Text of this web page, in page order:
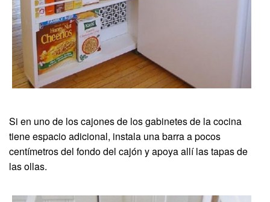
Si en uno de los cajones de los gabinetes de la cocina
tiene espacio adicional, instala una barra a pocos
centímetros del fondo del cajón y apoya allí las tapas de
las ollas.